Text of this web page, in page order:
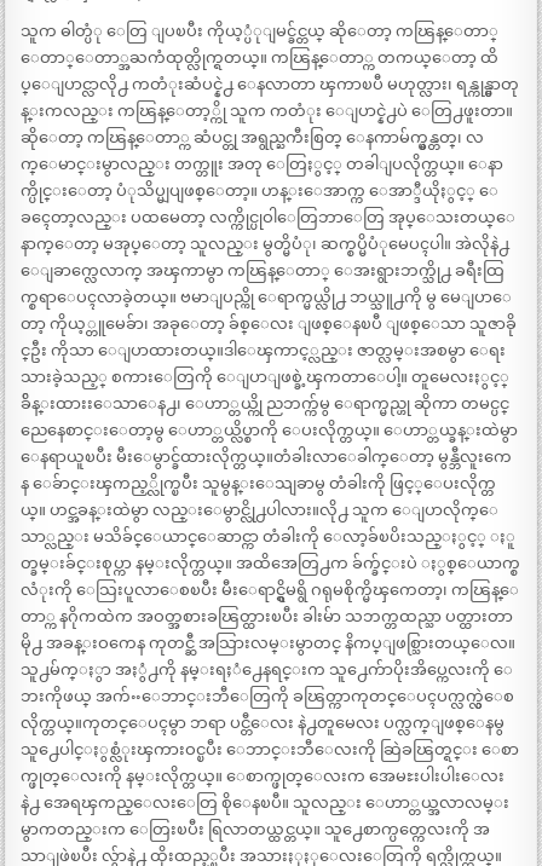
သူက ဓါတ္ပံု ေတြ ျပၿပီး ကိုယ့္ပံုျမင္ခ်င္တယ္ ဆိုေတာ့ ကၽြန္ေတာ္
ေတာ္ေတာ္အႀကံထုတ္လိုက္ရတယ္။ ကၽြန္ေတာ္က တကယ္ေတာ့ ထိ
ပ္ေျပာင္လာလို႕ ကတံုးဆံပင္နဲ႕ ေနလာတာ ၾကာၿပီ မဟုတ္လား၊ ရန္ကုန္မွာတု
န္းကလည္း ကၽြန္ေတာ့္ကို သူက ကတံုး ေျပာင္နဲ႕ပဲ ေတြ႕ဖူးတာ။
ဆိုေတာ့ ကၽြန္ေတာ္က ဆံပင္တု အရွည္ႀကီးစြတ္ ေနကာမ်က္မွန္တတ္၊ လ
က္ေမာင္းမွာလည္း တက္တူး အတု ေတြႏွင့္ တခါျပလိုက္တယ္။ ေနာ
က္ပိုင္းေတာ့ ပံုသိပ္မျပျဖစ္ေတာ့။ ဟန္းေအာက္က ေအာ္ဒီယိုႏွင့္ ေ
ခၚေတာ့လည္း ပထမေတာ့ လက္ကိုင္ပုဝါေတြဘာေတြ အုပ္ေသးတယ္ေ
နာက္ေတာ့ မအုပ္ေတာ့ သူလည္း မွတ္မိပံု၊ ဆက္စပ္မိပံုမေပၚပါ။ အဲလိုနဲ႕
ေျခာက္လေလာက္ အၾကာမွာ ကၽြန္ေတာ္ ေအးရွားဘက္သို႕ ခရီးထြ
က္စရာေပၚလာခဲ့တယ္။ ဗမာျပည္ကို ေရာက္မယ္လို႕ ဘယ္သူ႕ကို မွ မေျပာေ
တာ့ ကိုယ့္တူမေခ်ာ၊ အခုေတာ့ ခ်စ္ေလး ျဖစ္ေနၿပီ ျဖစ္ေသာ သူဇာခို
င္ဦး ကိုသာ ေျပာထားတယ္။ဒါေၾကာင့္လည္း ဇာတ္လမ္းအစမွာ ေရး
သားခဲ့သည့္ စကားေတြကို ေျပာျဖစ္ခဲ့ၾကတာေပါ့။ တူမေလးႏွင့္
ခ်ိန္းထားးေသာေန႕၊ ေဟာ္တယ္ကို ညဘက္က်မွ ေရာက္မည္ဟု ဆိုကာ တမင္ပင္
ညေနေစာင္းေတာ့မွ ေဟာ္တယ္လိပ္စာကို ေပးလိုက္တယ္။ ေဟာ္တယ္ခန္းထဲမွာ
ေနရာယူၿပီး မီးေမွာင္ခ်ထားလိုက္တယ္။တံခါးလာေခါက္ေတာ့ မွန္ဘီလူးကေ
န ေခ်ာင္းၾကည့္လိုက္ၿပီး သူမွန္းေသျခာမွ တံခါးကို ဖြင့္ေပးလိုက္တ
ယ္။ ဟင္အခန္းထဲမွာ လည္းေမွာင္လို႕ပါလား။လို႕ သူက ေျပာလိုက္ေ
သာ္လည္း မသိခ်င္ေယာင္ေဆာင္ကာ တံခါးကို ေလာ့ခ်ၿပိးသည္ႏွင့္ ႏူ
တ္ခမ္းခ်င္းစုပ္ကာ နမ္းလိုက္တယ္။ အထိအေတြ႕က ခ်က္ခ်င္းပဲ ႏွစ္ေယာက္စ
လံုးကို ေသြးပူလာေစၿပီး မီးေရာင္ရွိမရွိ ဂရုမစိုက္မိၾကေတာ့၊ ကၽြန္ေ
တာ္က နဂိုကထဲက အဝတ္အစားခၽြတ္ထားၿပီး ခါးမ်ာ သဘက္တထည္သာ ပတ္ထားတာ
မို႕ အခန္းဝကေန ကုတင္ဆီ အသြားလမ္းမွာတင္ နိကပ္ျဖစ္သြားတယ္ေလ။
သူ႕မ်က္ႏွာ အႏွံ႕ကို နမ္းရႈံ႕ေနရင္းက သူ႕ေက်ာပိုးအိပ္ကေလးကို ေ
ဘးကိုဖယ္ အက်ႌေဘာင္းဘီေတြကို ခၽြတ္ကာကုတင္ေပၚပက္လက္လွဲေစ
လိုက္တယ္။ကုတင္ေပၚမွာ ဘရာ ပင္တီေလး နဲ႕တူမေလး ပက္လက္ျဖစ္ေနမွ
သူ႕ေပါင္ႏွစ္လံုးၾကားဝင္ၿပီး ေဘာင္းဘီေလးကို ဆြဲခၽြတ္ရင္း ေစာ
က္ဖုတ္ေလးကို နမ္းလိုက္တယ္။ ေစာက္ဖုတ္ေလးက အေမႊးပါးပါးေလး
နဲ႕ အေရၾကည္ေလးေတြ စိုေနၿပီ။ သူလည္း ေဟာ္တယ္အလာလမ္း
မွာကတည္းက ေတြးၿပီး ရြလာတယ္ထင္တယ္။ သူ႕ေစာက္ပတ္ကေလးကို အ
သာျဖဲၿပီး လွ်ာနဲ႕ ထိုးထည့္ၿပီး အသားႏုႏုေလးေတြကို ရက္လိုက္တယ္။